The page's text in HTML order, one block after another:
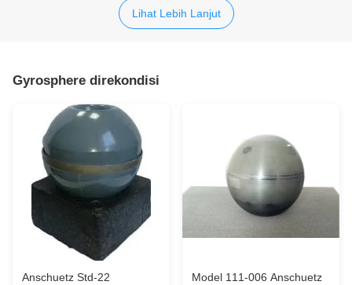
Lihat Lebih Lanjut
Gyrosphere direkondisi
Anschuetz Std-22
Model 111-006 Anschuetz